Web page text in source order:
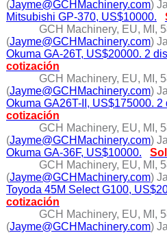
(Jayme@GCHMachinery.com)
Mitsubishi GP-370, US$10000.
GCH Machinery, EU, MI,
(Jayme@GCHMachinery.com)
Okuma GA-26T, US$20000. 2
cotización
GCH Machinery, EU, MI,
(Jayme@GCHMachinery.com)
Okuma GA26T-II, US$175000.
cotización
GCH Machinery, EU, MI,
(Jayme@GCHMachinery.com)
Okuma GA-36F, US$10000.
GCH Machinery, EU, MI,
(Jayme@GCHMachinery.com)
Toyoda 45M Select G100,
cotización
GCH Machinery, EU, MI,
(Jayme@GCHMachinery.com)